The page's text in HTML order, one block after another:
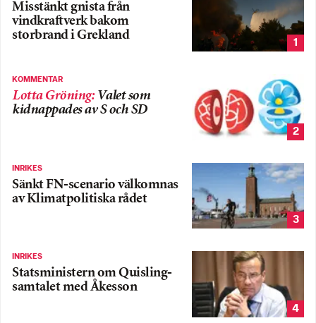
Misstänkt gnista från
vindkraftverk bakom
storbrand i Grekland
1
KOMMENTAR
Lotta Gröning: Valet som
kidnappades av S och SD
2
INRIKES
Sänkt FN-scenario välkomnas
av Klimatpolitiska rådet
3
INRIKES
Statsministern om Quisling-
samtalet med Åkesson
4